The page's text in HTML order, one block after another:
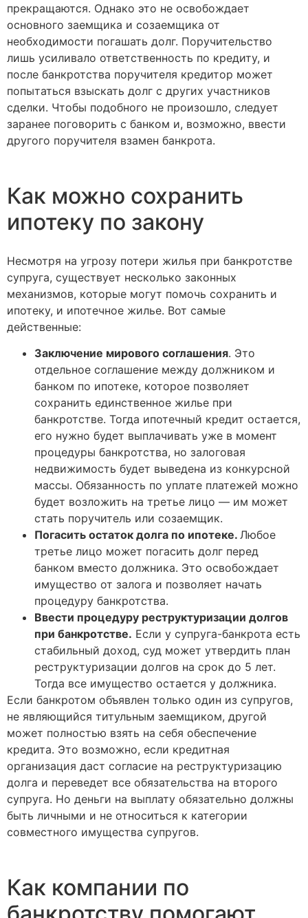
прекращаются. Однако это не освобождает
основного заемщика и созаемщика от
необходимости погашать долг. Поручительство
лишь усиливало ответственность по кредиту, и
после банкротства поручителя кредитор может
попытаться взыскать долг с других участников
сделки. Чтобы подобного не произошло, следует
заранее поговорить с банком и, возможно, ввести
другого поручителя взамен банкрота.
Как можно сохранить
ипотеку по закону
Несмотря на угрозу потери жилья при банкротстве
супруга, существует несколько законных
механизмов, которые могут помочь сохранить и
ипотеку, и ипотечное жилье. Вот самые
действенные:
Заключение мирового соглашения. Это
отдельное соглашение между должником и
банком по ипотеке, которое позволяет
сохранить единственное жилье при
банкротстве. Тогда ипотечный кредит остается,
его нужно будет выплачивать уже в момент
процедуры банкротства, но залоговая
недвижимость будет выведена из конкурсной
массы. Обязанность по уплате платежей можно
будет возложить на третье лицо — им может
стать поручитель или созаемщик.
Погасить остаток долга по ипотеке. Любое
третье лицо может погасить долг перед
банком вместо должника. Это освобождает
имущество от залога и позволяет начать
процедуру банкротства.
Ввести процедуру реструктуризации долгов
при банкротстве. Если у супруга-банкрота есть
стабильный доход, суд может утвердить план
реструктуризации долгов на срок до 5 лет.
Тогда все имущество остается у должника.
Если банкротом объявлен только один из супругов,
не являющийся титульным заемщиком, другой
может полностью взять на себя обеспечение
кредита. Это возможно, если кредитная
организация даст согласие на реструктуризацию
долга и переведет все обязательства на второго
супруга. Но деньги на выплату обязательно должны
быть личными и не относиться к категории
совместного имущества супругов.
Как компании по